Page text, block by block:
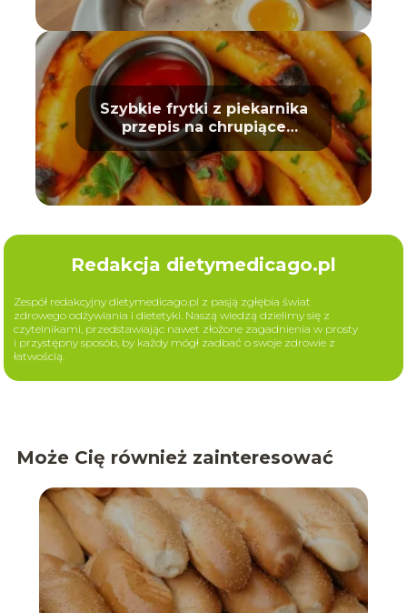
Szybkie frytki z piekarnika
przepis na chrupiące
ziemniaki
Redakcja dietymedicago.pl
Zespół redakcyjny dietymedicago.pl z pasją zgłębia świat
zdrowego odżywiania i dietetyki. Naszą wiedzą dzielimy się z
czytelnikami, przedstawiając nawet złożone zagadnienia w prosty
i przystępny sposób, by każdy mógł zadbać o swoje zdrowie z
łatwością.
Może Cię również zainteresować